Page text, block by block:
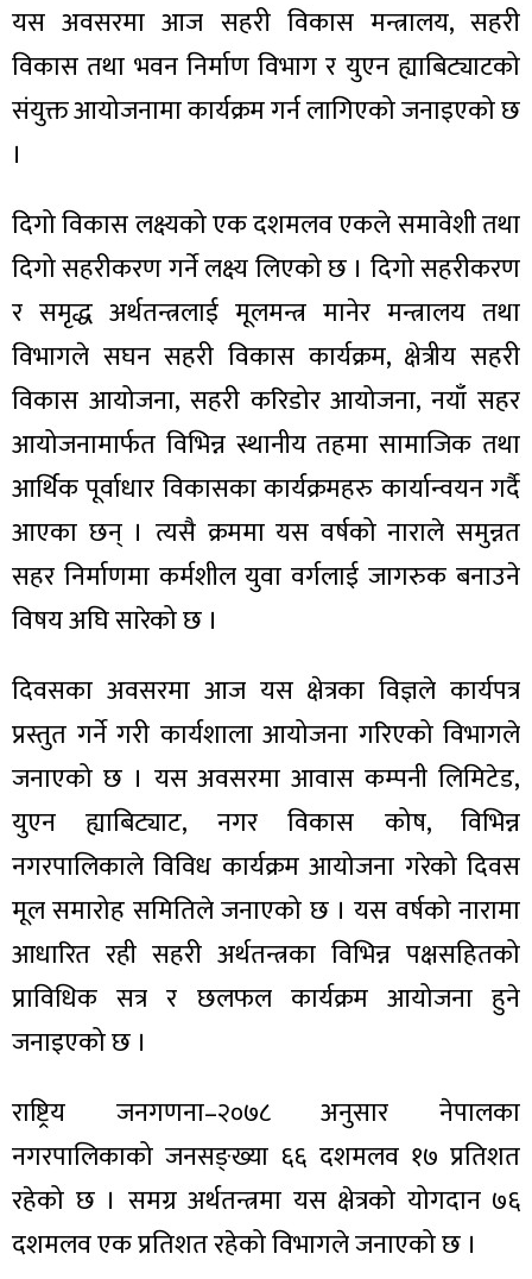
यस अवसरमा आज सहरी विकास मन्त्रालय, सहरी
विकास तथा भवन निर्माण विभाग र युएन ह्याबिट्याटको
संयुक्त आयोजनामा कार्यक्रम गर्न लागिएको जनाइएको छ
।
दिगो विकास लक्ष्यको एक दशमलव एकले समावेशी तथा
दिगो सहरीकरण गर्ने लक्ष्य लिएको छ । दिगो सहरीकरण
र समृद्ध अर्थतन्त्रलाई मूलमन्त्र मानेर मन्त्रालय तथा
विभागले सघन सहरी विकास कार्यक्रम, क्षेत्रीय सहरी
विकास आयोजना, सहरी करिडोर आयोजना, नयाँ सहर
आयोजनामार्फत विभिन्न स्थानीय तहमा सामाजिक तथा
आर्थिक पूर्वाधार विकासका कार्यक्रमहरु कार्यान्वयन गर्दै
आएका छन् । त्यसै क्रममा यस वर्षको नाराले समुन्नत
सहर निर्माणमा कर्मशील युवा वर्गलाई जागरुक बनाउने
विषय अघि सारेको छ ।
दिवसका अवसरमा आज यस क्षेत्रका विज्ञले कार्यपत्र
प्रस्तुत गर्ने गरी कार्यशाला आयोजना गरिएको विभागले
जनाएको छ । यस अवसरमा आवास कम्पनी लिमिटेड,
युएन ह्याबिट्याट, नगर विकास कोष, विभिन्न
नगरपालिकाले विविध कार्यक्रम आयोजना गरेको दिवस
मूल समारोह समितिले जनाएको छ । यस वर्षको नारामा
आधारित रही सहरी अर्थतन्त्रका विभिन्न पक्षसहितको
प्राविधिक सत्र र छलफल कार्यक्रम आयोजना हुने
जनाइएको छ ।
राष्ट्रिय जनगणना–२०७८ अनुसार नेपालका
नगरपालिकाको जनसङ्ख्या ६६ दशमलव १७ प्रतिशत
रहेको छ । समग्र अर्थतन्त्रमा यस क्षेत्रको योगदान ७६
दशमलव एक प्रतिशत रहेको विभागले जनाएको छ ।